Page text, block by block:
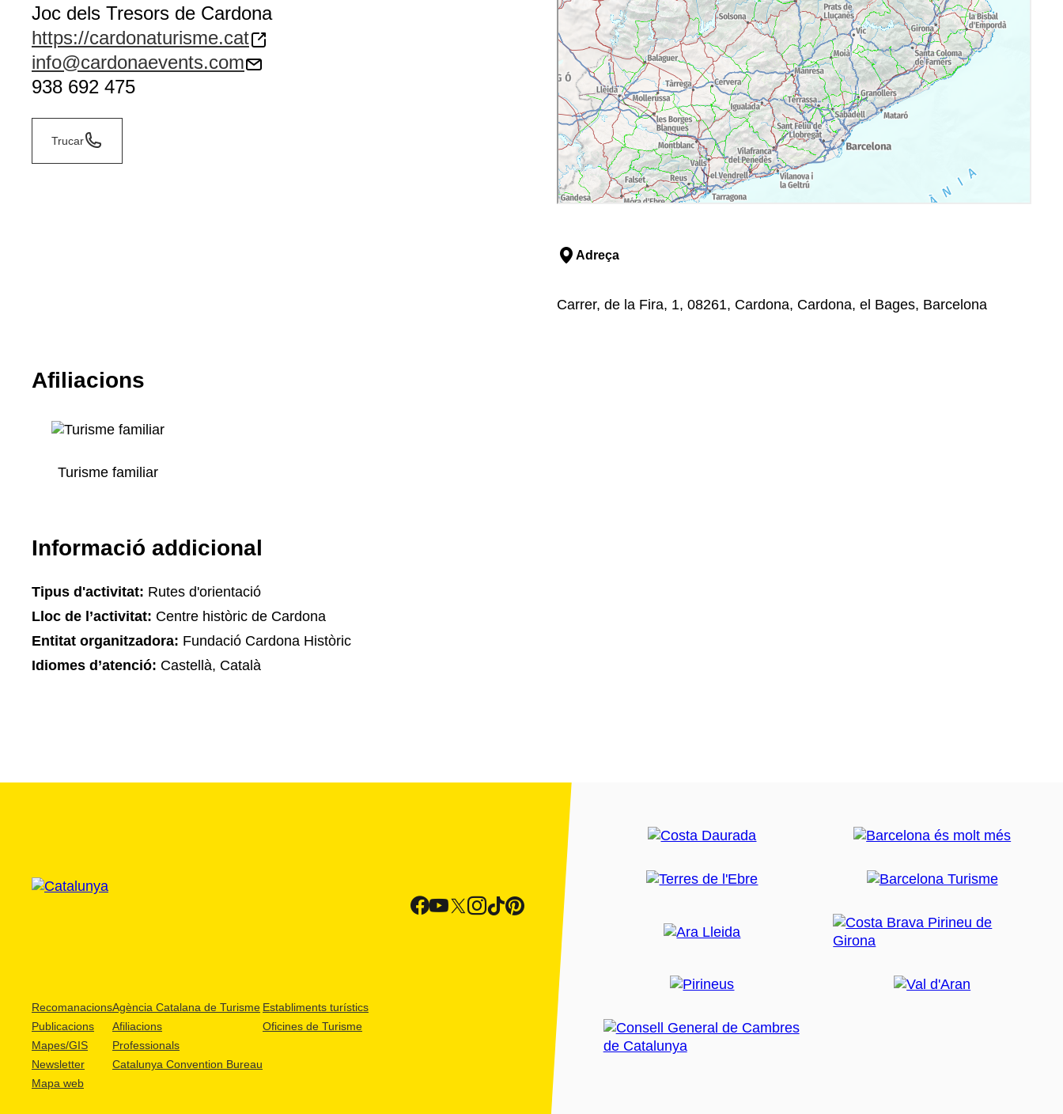
Joc dels Tresors de Cardona
https://cardonaturisme.cat
info@cardonaevents.com
938 692 475
Trucar
Adreça
Carrer, de la Fira, 1, 08261, Cardona, Cardona, el Bages, Barcelona
Afiliacions
Turisme familiar
Informació addicional
Tipus d'activitat: Rutes d'orientació
Lloc de l’activitat: Centre històric de Cardona
Entitat organitzadora: Fundació Cardona Històric
Idiomes d’atenció: Castellà, Català
Recomanacions
Publicacions
Mapes/GIS
Newsletter
Mapa web
Agència Catalana de Turisme
Afiliacions
Professionals
Catalunya Convention Bureau
Establiments turístics
Oficines de Turisme